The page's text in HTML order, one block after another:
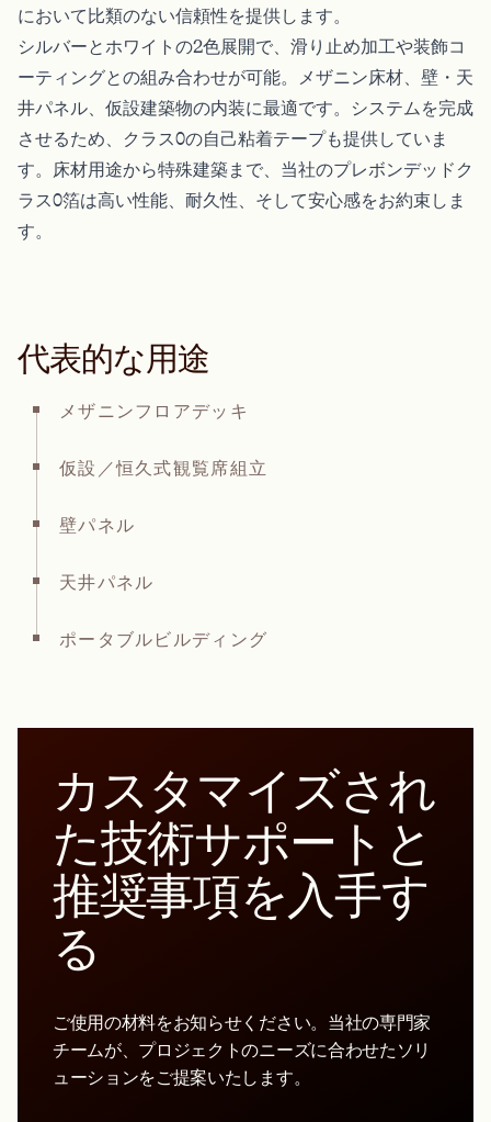
において比類のない信頼性を提供します。
シルバーとホワイトの2色展開で、滑り止め加工や装飾コ
ーティングとの組み合わせが可能。メザニン床材、壁・天
井パネル、仮設建築物の内装に最適です。システムを完成
させるため、クラス0の自己粘着テープも提供していま
す。床材用途から特殊建築まで、当社のプレボンデッドク
ラス0箔は高い性能、耐久性、そして安心感をお約束しま
す。
代表的な用途
メザニンフロアデッキ
仮設／恒久式観覧席組立
壁パネル
天井パネル
ポータブルビルディング
カスタマイズされ
た技術サポートと
推奨事項を入手す
る
ご使用の材料をお知らせください。当社の専門家
チームが、プロジェクトのニーズに合わせたソリ
ューションをご提案いたします。